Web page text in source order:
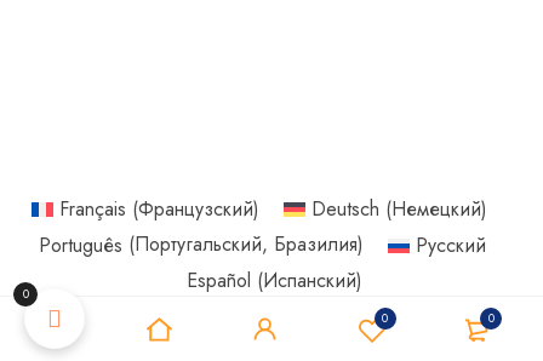
0 0
0
Français (Французский) Deutsch (Немецкий)
Português (Португальский, Бразилия)
Русский
Español (Испанский)